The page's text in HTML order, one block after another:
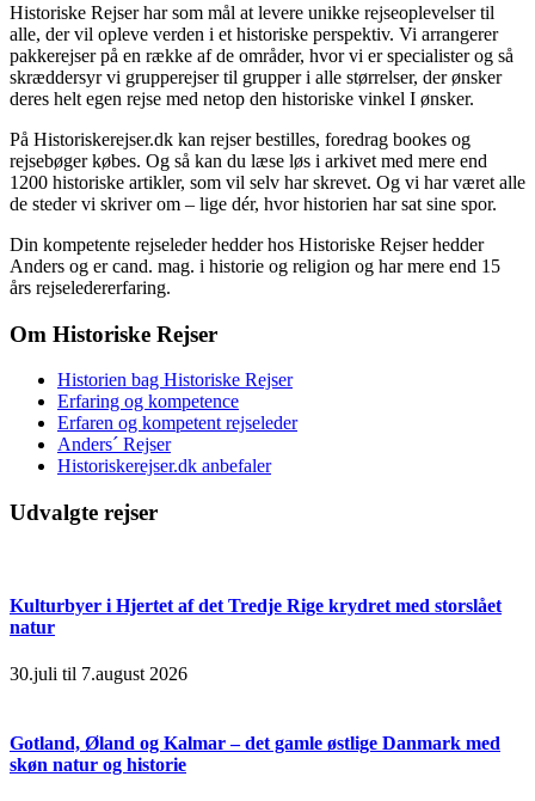
Historiske Rejser har som mål at levere unikke rejseoplevelser til
alle, der vil opleve verden i et historiske perspektiv. Vi arrangerer
pakkerejser på en række af de områder, hvor vi er specialister og så
skræddersyr vi grupperejser til grupper i alle størrelser, der ønsker
deres helt egen rejse med netop den historiske vinkel I ønsker.
På Historiskerejser.dk kan rejser bestilles, foredrag bookes og
rejsebøger købes. Og så kan du læse løs i arkivet med mere end
1200 historiske artikler, som vil selv har skrevet. Og vi har været alle
de steder vi skriver om – lige dér, hvor historien har sat sine spor.
Din kompetente rejseleder hedder hos Historiske Rejser hedder
Anders og er cand. mag. i historie og religion og har mere end 15
års rejseledererfaring.
Om Historiske Rejser
Historien bag Historiske Rejser
Erfaring og kompetence
Erfaren og kompetent rejseleder
Anders´ Rejser
Historiskerejser.dk anbefaler
Udvalgte rejser
Kulturbyer i Hjertet af det Tredje Rige krydret med storslået
natur
30.juli til 7.august 2026
Gotland, Øland og Kalmar – det gamle østlige Danmark med
skøn natur og historie